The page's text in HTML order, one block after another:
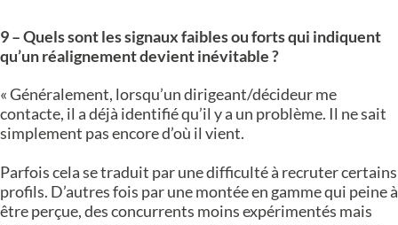
9 – Quels sont les signaux faibles ou forts qui indiquent
qu’un réalignement devient inévitable ?
« Généralement, lorsqu’un dirigeant/décideur me
contacte, il a déjà identifié qu’il y a un problème. Il ne sait
simplement pas encore d’où il vient.
Parfois cela se traduit par une difficulté à recruter certains
profils. D’autres fois par une montée en gamme qui peine à
être perçue, des concurrents moins expérimentés mais